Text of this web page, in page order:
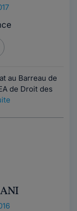
au Barreau de
de Droit des